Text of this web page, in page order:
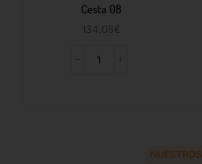
Cesta 08
134.08 €
NUESTROS